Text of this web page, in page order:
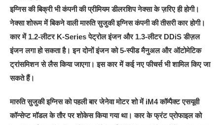
इग्निस की बिक्री भी कंपनी की प्रीमियम डीलरशिप नेक्सा के ज़रिए ही होगी।
नेक्सा शोरूम में बिकने वाली मारुति सुजुकी इग्निस कंपनी की तीसरी कार होगी।
कार में 1.2-लीटर K-Series पेट्रोल इंजन और 1.3-लीटर DDiS डीज़ल
इंजन लगा हो सकता है। इन दोनों इंजन को 5-स्पीड मैनुअल और ऑटोमेटिक
ट्रांसमिशन से लैस किया जाएगा। इस कार में कई नए फीचर्स भी शामिल किए जा
सकते हैं।
मारुति सुजुकी इग्निस को पहली बार जेनेवा मोटर शो में iM4 कॉम्पैक्ट एसयूवी
कॉन्सेप्ट मॉडल के तौर पर शोकेस किया गया था। कार के फ्रंट प्रोफाइल को